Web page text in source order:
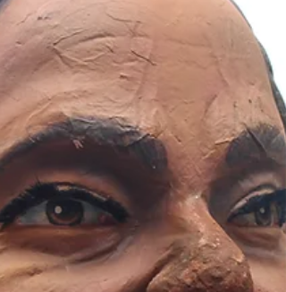
cidade espera os foliões que buscam os
blocos universitários e os desfiles das
de samba que acontecem na Praça
Tiradentes. Durante esse período, no entanto,
participar da festa torna-se motivo de
preocupação para as mulheres que, muitas
vezes, presenciam ou sofrem situações de